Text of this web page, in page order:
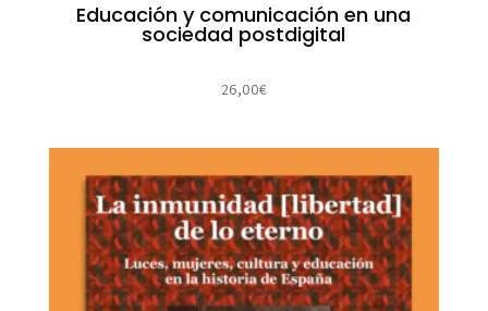
Educación y comunicación en una
sociedad postdigital
26,00€